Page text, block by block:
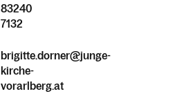
83240
7132
brigitte.dorner@junge-
kirche-
vorarlberg.at